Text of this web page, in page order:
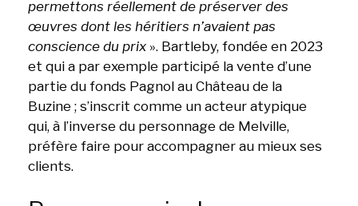
permettons réellement de préserver des
œuvres dont les héritiers n’avaient pas
conscience du prix ». Bartleby, fondée en 2023
et qui a par exemple participé la vente d’une
partie du fonds Pagnol au Château de la
Buzine ; s’inscrit comme un acteur atypique
qui, à l’inverse du personnage de Melville,
préfère faire pour accompagner au mieux ses
clients.